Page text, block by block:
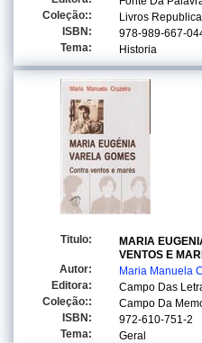
Coleção::
Livros Republica
ISBN:
978-989-667-
Tema:
Historia
Titulo:
MARIA
VENTOS E
Autor:
Maria Manuela
Editora:
Campo Das
Coleção::
Campo Da
ISBN:
972-610-751-2
Tema:
Geral